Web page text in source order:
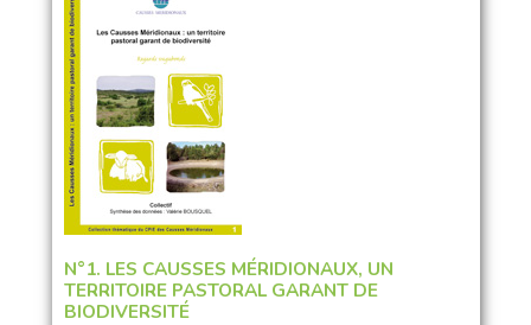
N°1. LES CAUSSES MÉRIDIONAUX, UN
TERRITOIRE PASTORAL GARANT DE
BIODIVERSITÉ